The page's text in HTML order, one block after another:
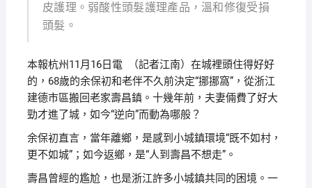
皮護理。弱酸性頭髮護理產品，溫和修復受損
頭髮。
本報杭州11月16日電 （記者江南）在城裡頭住得好好
的，68歲的余保初和老伴不久前決定“挪挪窩”，從浙江
建德市區搬回老家壽昌鎮。十幾年前，夫妻倆費了好大
勁才進了城，如今“逆向”而動為哪般？
余保初直言，當年離鄉，是感到小城鎮環境“既不如村，
更不如城”；如今返鄉，是“人到壽昌不想走”。
壽昌曾經的尷尬，也是浙江許多小城鎮共同的困境。一